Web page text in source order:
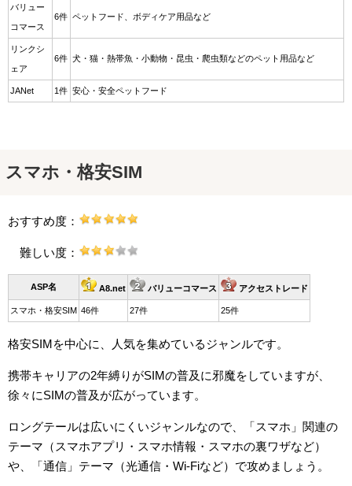
バリュー
コマース
6件 ペットフード、ボディケア用品など
リンクシ
ェア
6件 犬・猫・熱帯魚・小動物・昆虫・爬虫類などのペット用品など
JANet 1件 安心・安全ペットフード
スマホ・格安SIM
おすすめ度：
難しい度：
ASP名 A8.net バリューコマース アクセストレード
スマホ・格安SIM 46件 27件 25件
格安SIMを中心に、人気を集めているジャンルです。
携帯キャリアの2年縛りがSIMの普及に邪魔をしていますが、
徐々にSIMの普及が広がっています。
ロングテールは広いにくいジャンルなので、「スマホ」関連の
テーマ（スマホアプリ・スマホ情報・スマホの裏ワザなど）
や、「通信」テーマ（光通信・Wi-Fiなど）で攻めましょう。